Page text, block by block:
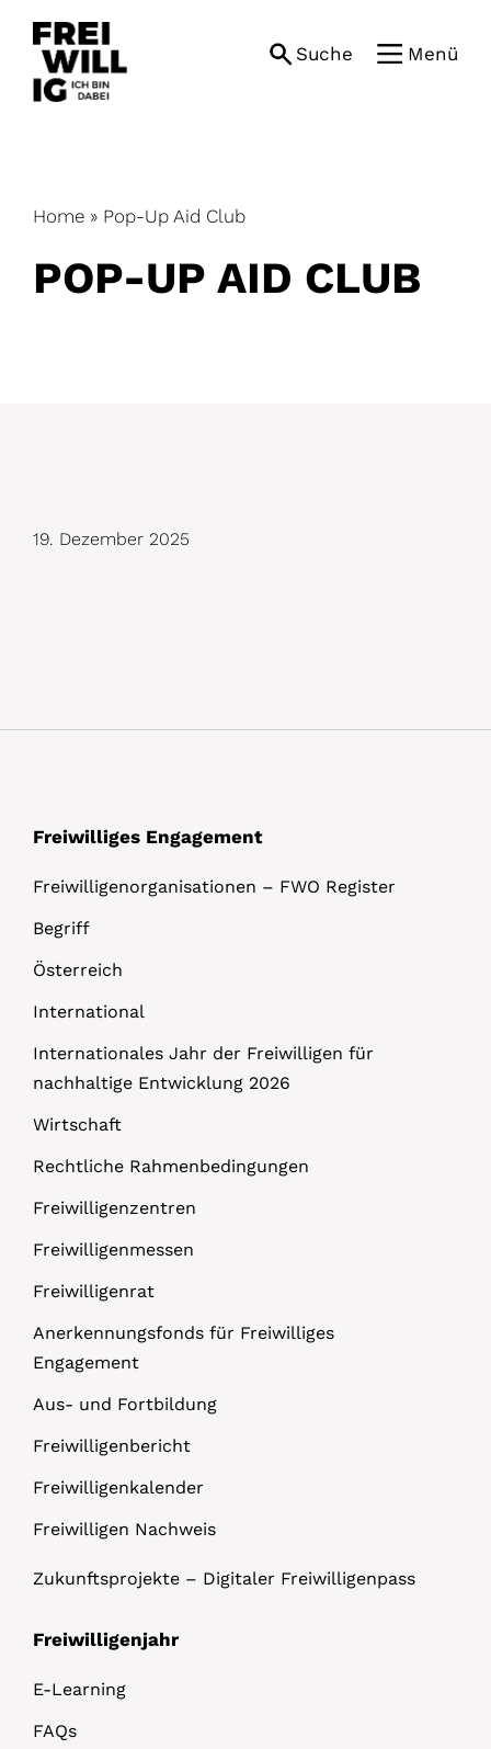
content
Suche Menü
Home » Pop-Up Aid Club
POP-UP AID CLUB
D
19. Dezember 2025
Freiwilliges Engagement
Freiwilligenorganisationen – FWO Register
Begriff
Österreich
International
Internationales Jahr der Freiwilligen für
nachhaltige Entwicklung 2026
Wirtschaft
Rechtliche Rahmenbedingungen
Freiwilligenzentren
Freiwilligenmessen
Freiwilligenrat
Anerkennungsfonds für Freiwilliges
Engagement
Aus- und Fortbildung
Freiwilligenbericht
Freiwilligenkalender
Freiwilligen Nachweis
Zukunftsprojekte – Digitaler Freiwilligenpass
Freiwilligenjahr
E-Learning
FAQs